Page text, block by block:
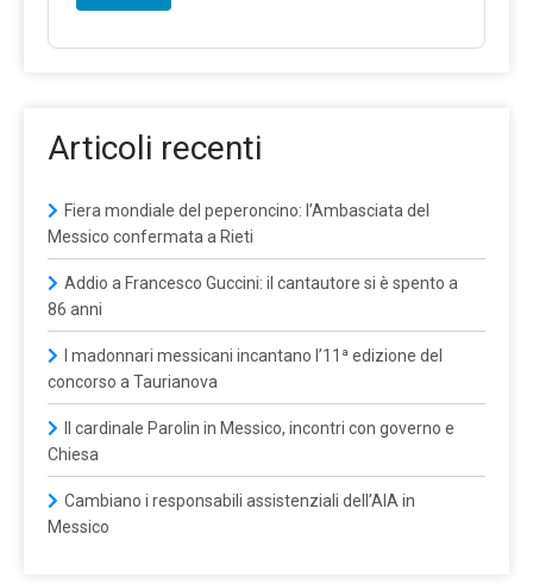
Articoli recenti
Fiera mondiale del peperoncino: l’Ambasciata del
Messico confermata a Rieti
Addio a Francesco Guccini: il cantautore si è spento a
86 anni
I madonnari messicani incantano l’11ª edizione del
concorso a Taurianova
Il cardinale Parolin in Messico, incontri con governo e
Chiesa
Cambiano i responsabili assistenziali dell’AIA in
Messico